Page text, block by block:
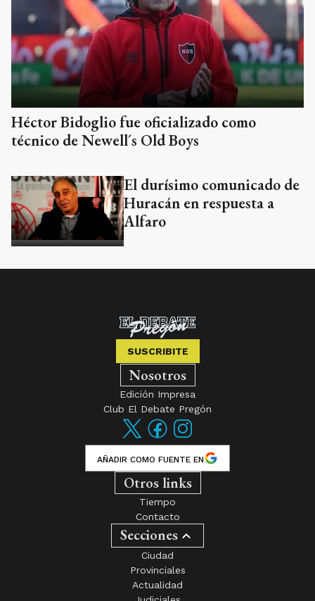
Héctor Bidoglio fue oficializado como
técnico de Newell´s Old Boys
El durísimo comunicado de
Huracán en respuesta a
Alfaro
SUSCRIBITE
Nosotros
Edición Impresa
Club El Debate Pregón
AÑADIR COMO FUENTE EN
Otros links
Tiempo
Contacto
Secciones
Ciudad
Provinciales
Actualidad